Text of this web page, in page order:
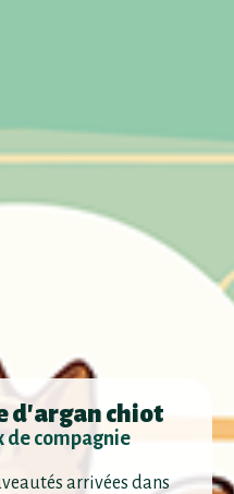
d'argan chiot
de compagnie
arrivées dans